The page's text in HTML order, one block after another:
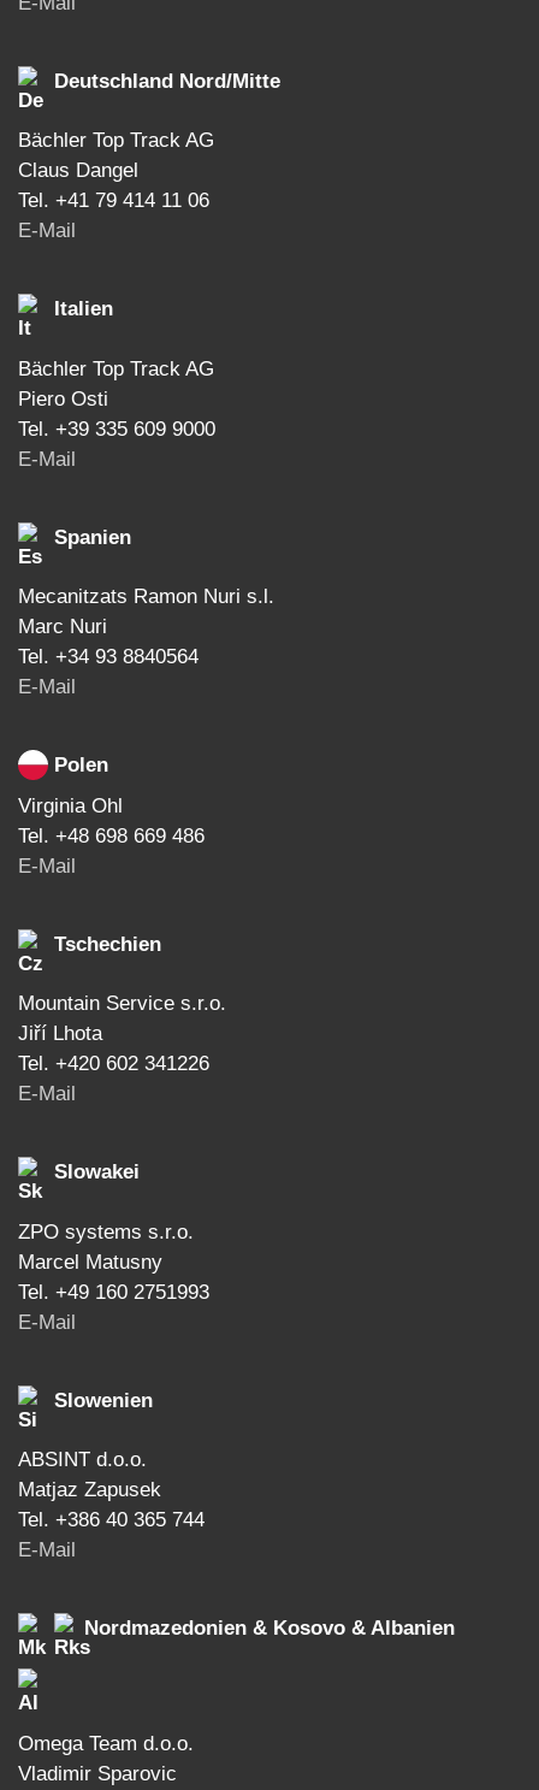
Deutschland Nord/Mitte
Bächler Top Track AG
Claus Dangel
Tel. +41 79 414 11 06
E-Mail
Italien
Bächler Top Track AG
Piero Osti
Tel. +39 335 609 9000
E-Mail
Spanien
Mecanitzats Ramon Nuri s.l.
Marc Nuri
Tel. +34 93 8840564
E-Mail
Polen
Virginia Ohl
Tel. +48 698 669 486
E-Mail
Tschechien
Mountain Service s.r.o.
Jiří Lhota
Tel. +420 602 341226
E-Mail
Slowakei
ZPO systems s.r.o.
Marcel Matusny
Tel. +49 160 2751993
E-Mail
Slowenien
ABSINT d.o.o.
Matjaz Zapusek
Tel. +386 40 365 744
E-Mail
Nordmazedonien & Kosovo & Albanien
Omega Team d.o.o.
Vladimir Sparovic